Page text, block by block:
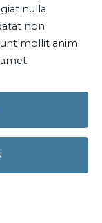
nulla
non
mollit anim